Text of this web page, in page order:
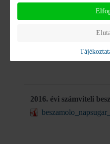
2017. évi számviteli
2016. évi számviteli